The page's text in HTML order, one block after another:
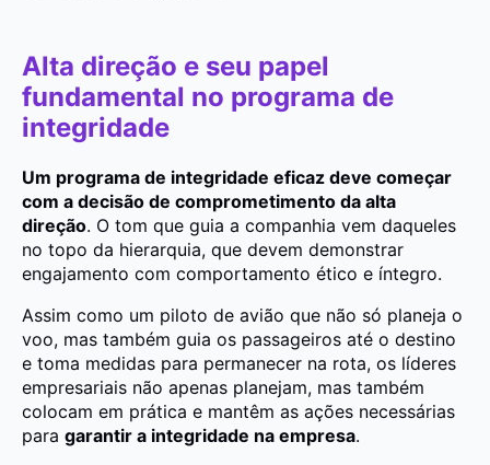
Alta direção e seu papel
fundamental no programa de
integridade
Um programa de integridade eficaz deve começar
com a decisão de comprometimento da alta
direção. O tom que guia a companhia vem daqueles
no topo da hierarquia, que devem demonstrar
engajamento com comportamento ético e íntegro.
Assim como um piloto de avião que não só planeja o
voo, mas também guia os passageiros até o destino
e toma medidas para permanecer na rota, os líderes
empresariais não apenas planejam, mas também
colocam em prática e mantêm as ações necessárias
para garantir a integridade na empresa.